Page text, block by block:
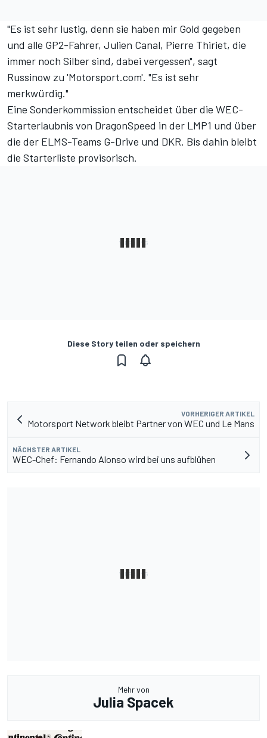
"Es ist sehr lustig, denn sie haben mir Gold gegeben
und alle GP2-Fahrer, Julien Canal, Pierre Thiriet, die
immer noch Silber sind, dabei vergessen", sagt
Russinow zu 'Motorsport.com'. "Es ist sehr
merkwürdig."
Eine Sonderkommission entscheidet über die WEC-
Starterlaubnis von DragonSpeed in der LMP1 und über
die der ELMS-Teams G-Drive und DKR. Bis dahin bleibt
die Starterliste provisorisch.
Diese Story teilen oder speichern
VORHERIGER ARTIKEL
Motorsport Network bleibt Partner von WEC und Le Mans
NÄCHSTER ARTIKEL
WEC-Chef: Fernando Alonso wird bei uns aufblühen
Mehr von
Julia Spacek